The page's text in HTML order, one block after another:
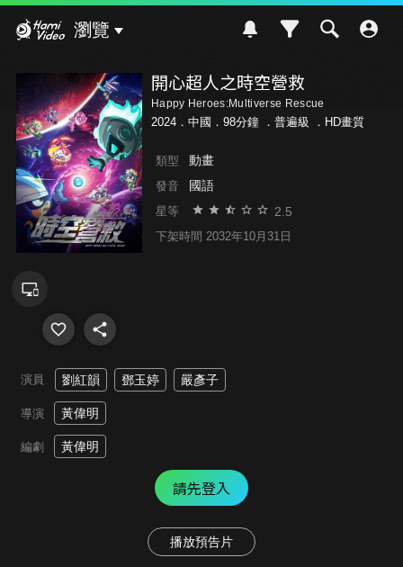
瀏覽
開心超人之時空營救
Happy Heroes:Multiverse Rescue
2024．中國．98分鐘 ． 普遍級 ．HD畫質
類型 動畫
發音 國語
星等 2.5
下架時間 2032年10月31日
演員 劉紅韻 鄧玉婷 嚴彥子
導演 黃偉明
編劇 黃偉明
請先登入
播放預告片